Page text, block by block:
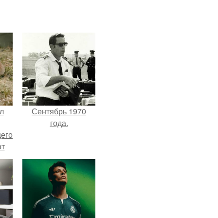
Сентябрь 1970
года.